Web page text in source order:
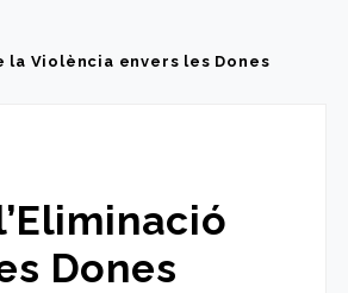
la Violència envers les Dones
Dones